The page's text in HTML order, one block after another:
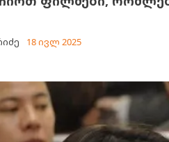
18 ივლ 2025